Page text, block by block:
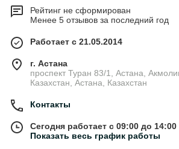
Рейтинг не сформирован
Менее 5 отзывов за последний год
Работает с 21.05.2014
г. Астана
проспект Туран 83/1, Астана,
Казахстан, Астана, Казахстан
Контакты
Сегодня работает с 09:00 до 14:00
Показать весь график работы